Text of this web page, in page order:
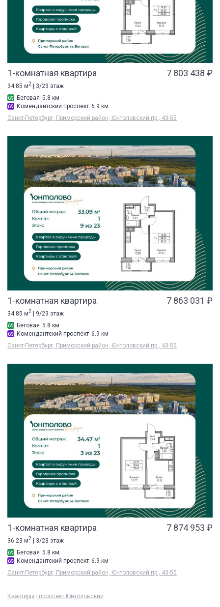
1-комнатная квартира 7 803 438 ₽
34.85 м2
| 3/23 этаж
Беговая 5.8 км
Комендантский проспект 6.9 км
Санкт-Петербург, Приморский район, Юнтоловский пр., 43-55
1-комнатная квартира 7 863 031 ₽
34.85 м2 | 9/23 этаж
Беговая 5.8 км
Комендантский проспект 6.9 км
Санкт-Петербург, Приморский район, Юнтоловский пр., 43-55
1-комнатная квартира 7 874 953 ₽
36.23 м2
| 3/23 этаж
Беговая 5.8 км
Комендантский проспект 6.9 км
Санкт-Петербург, Приморский район, Юнтоловский пр., 43-55
Квартиры - проспект Юнтоловский